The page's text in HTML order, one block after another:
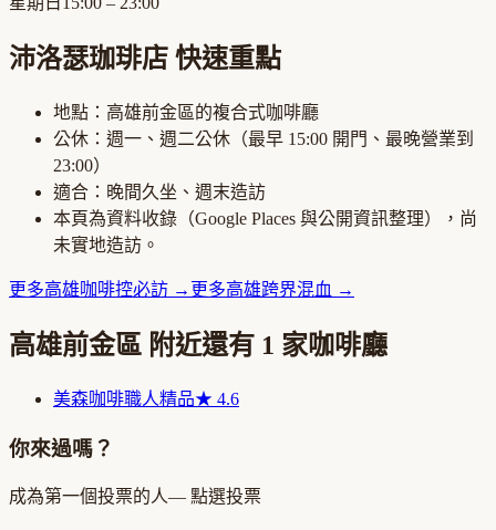
沛洛瑟珈琲店 快速重點
地點： 高雄前金區的複合式咖啡廳
公休： 週一、週二公休 （最早 15:00 開門、最晚營業到
23:00）
適合： 晚間久坐、週末造訪
本頁為資料收錄（Google Places 與公開資訊整理），尚
未實地造訪。
更多高雄咖啡控必訪 → 更多高雄跨界混血 →
高雄前金區 附近還有 1 家咖啡廳
美森咖啡職人精品★ 4.6
你來過嗎？
成為第一個投票的人— 點選投票